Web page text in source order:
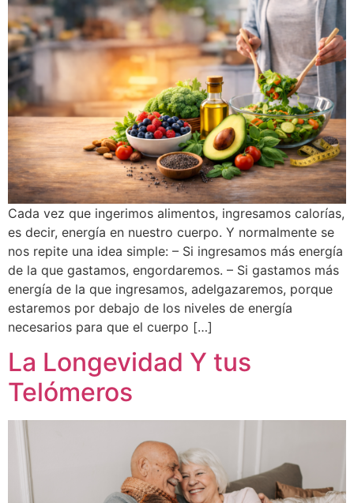
Cada vez que ingerimos alimentos, ingresamos calorías,
es decir, energía en nuestro cuerpo. Y normalmente se
nos repite una idea simple: – Si ingresamos más energía
de la que gastamos, engordaremos. – Si gastamos más
energía de la que ingresamos, adelgazaremos, porque
estaremos por debajo de los niveles de energía
necesarios para que el cuerpo […]
La Longevidad Y tus
Telómeros